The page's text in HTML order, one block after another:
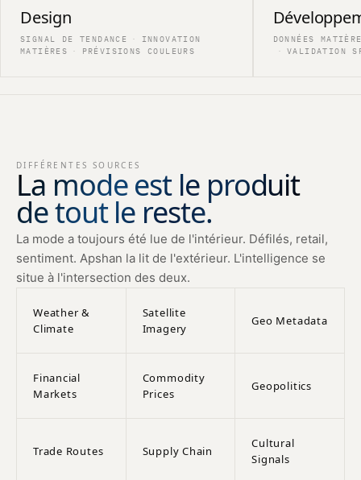
Design
SIGNAL DE TENDANCE ·
INNOVATION
MATIÈRES
· PRÉVISIONS COULEURS
DONNÉES
·
VALIDATION
DIFFÉRENTES SOURCES
La mode est le produit
de tout le reste.
La mode a toujours été lue de l'intérieur. Défilés, retail,
sentiment. Apshan la lit de l'extérieur. L'intelligence se
situe à l'intersection des deux.
Weather &
Climate
Satellite
Imagery
Geo Metadata
Financial
Markets
Commodity
Prices
Geopolitics
Trade Routes Supply Chain
Cultural
Signals